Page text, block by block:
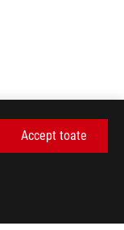
Accept toate
ABONARE